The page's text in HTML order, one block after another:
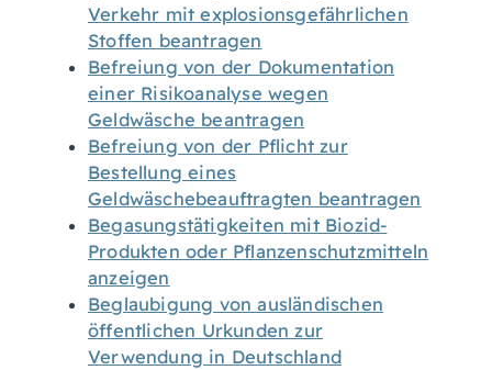
Verkehr mit explosionsgefährlichen
Stoffen beantragen
Befreiung von der Dokumentation
einer Risikoanalyse wegen
Geldwäsche beantragen
Befreiung von der Pflicht zur
Bestellung eines
Geldwäschebeauftragten beantragen
Begasungstätigkeiten mit Biozid-
Produkten oder Pflanzenschutzmitteln
anzeigen
Beglaubigung von ausländischen
öffentlichen Urkunden zur
Verwendung in Deutschland